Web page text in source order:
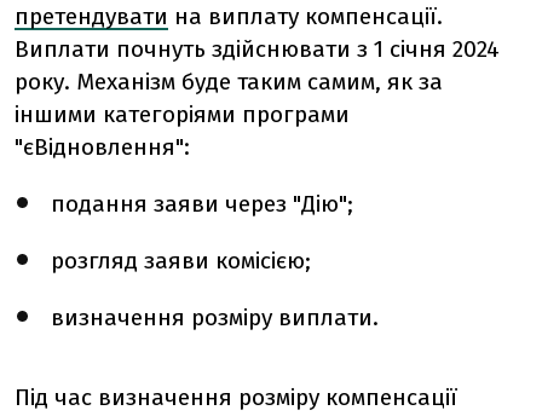
претендувати на виплату компенсації.
Виплати почнуть здійснювати з 1 січня 2024
року. Механізм буде таким самим, як за
іншими категоріями програми
"єВідновлення":
подання заяви через "Дію";
розгляд заяви комісією;
визначення розміру виплати.
Під час визначення розміру компенсації